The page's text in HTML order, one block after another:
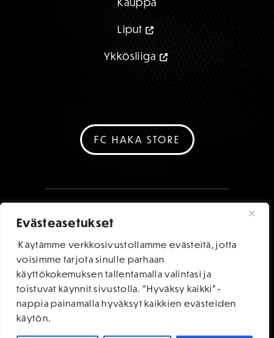
Evästeasetukset
Käytämme verkkosivustollamme evästeitä, jotta
voisimme tarjota sinulle parhaan
käyttökokemuksen tallentamalla valintasi ja
toistuvat käynnit sivustolla. "Hyväksy kaikki"-
nappia painamalla hyväksyt kaikkien evästeiden
käytön.
Liput
Ykkösliiga
FC HAKA STORE